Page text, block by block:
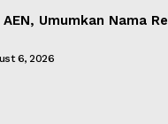
Umumkan Nama
6, 2026